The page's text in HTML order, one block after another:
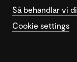
Så behandlar vi
Cookie settings